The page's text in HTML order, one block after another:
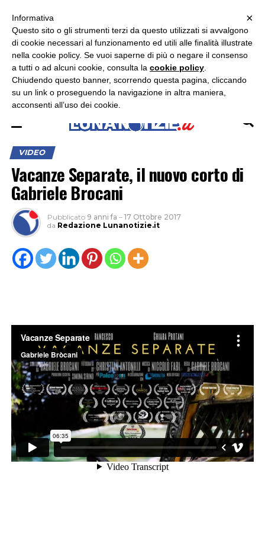
ASCOLTA RADIO LUNA
VIDEO
Vacanze Separate, il nuovo corto di
Gabriele Brocani
Pubblicato 9 anni fa – 17 Ottobre 2017
da Redazione Lunanotizie.it
×
×
Informativa
Questo sito o gli strumenti terzi da questo utilizzati si avvalgono
di cookie necessari al funzionamento ed utili alle finalità illustrate
nella cookie policy. Se vuoi saperne di più o negare il consenso
a tutti o ad alcuni cookie, consulta la cookie policy
Chiudendo questo banner, scorrendo questa pagina, cliccando
su un link o proseguendo la navigazione in altra maniera,
acconsenti all’uso dei cookie.